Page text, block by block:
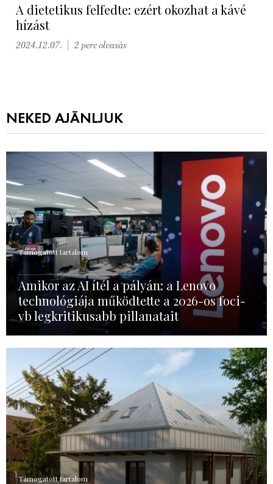
A dietetikus felfedte: ezért okozhat a kávé
hízást
2024.12.07. 2 perc olvasás
NEKED AJÁNLJUK
Támogatott tartalom
Amikor az AI ítél a pályán: a Lenovo
technológiája működtette a 2026-os foci-
vb legkritikusabb pillanatait
Támogatott tartalom